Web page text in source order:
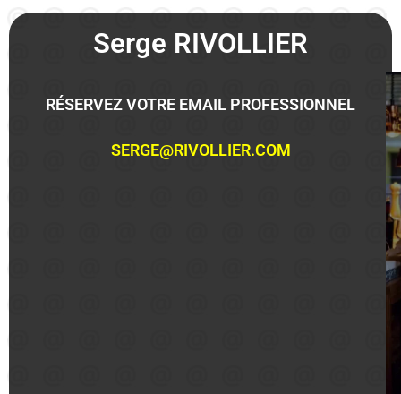
Serge RIVOLLIER
RÉSERVEZ VOTRE EMAIL PROFESSIONNEL
SERGE@RIVOLLIER.COM